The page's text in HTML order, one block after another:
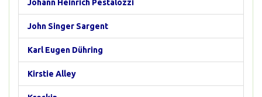
Johann Heinrich Pestalozzi
John Singer Sargent
Karl Eugen Dühring
Kirstie Alley